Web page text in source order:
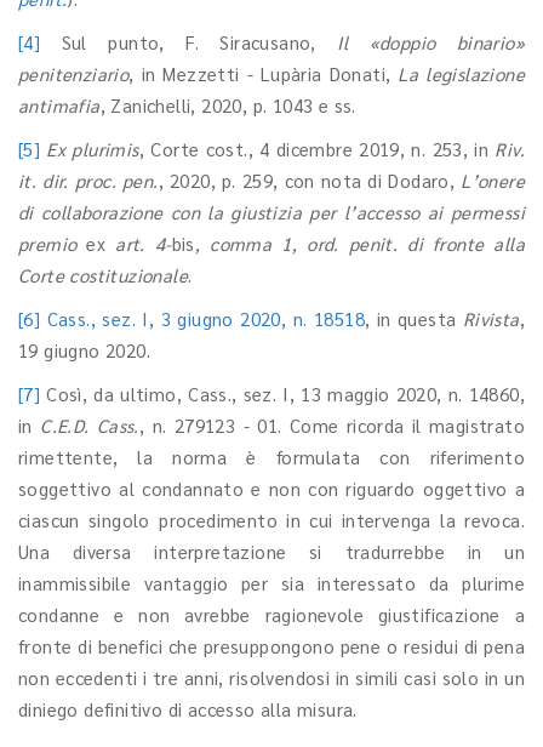
[4] Sul punto, F. Siracusano, Il «doppio binario»
penitenziario, in Mezzetti - Lupària Donati, La legislazione
antimafia, Zanichelli, 2020, p. 1043 e ss.
[5] Ex plurimis, Corte cost., 4 dicembre 2019, n. 253, in Riv.
it. dir. proc. pen., 2020, p. 259, con nota di Dodaro, L ’onere
di collaborazione con la giustizia per l’accesso ai permessi
premioex art. 4-bis, comma 1, ord. penit. di fronte alla
Corte costituzionale.
[6] Cass., sez. I, 3 giugno 2020, n. 18518, in questa Rivista,
19 giugno 2020.
[7] Così, da ultimo, Cass., sez. I, 13 maggio 2020, n. 14860,
in C.E.D. Cass., n. 279123 - 01. Come ricorda il magistrato
rimettente, la norma è formulata con riferimento
soggettivo al condannato e non con riguardo oggettivo a
ciascun singolo procedimento in cui intervenga la revoca.
Una diversa interpretazione si tradurrebbe in un
inammissibile vantaggio per sia interessato da plurime
condanne e non avrebbe ragionevole giustificazione a
fronte di benefici che presuppongono pene o residui di pena
non eccedenti i tre anni, risolvendosi in simili casi solo in un
diniego definitivo di accesso alla misura.